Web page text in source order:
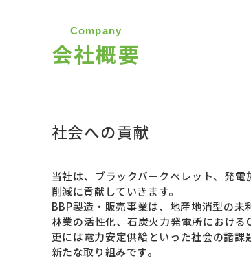
Company
会社概要
社会への貢献
当社は、ブラックバークペレット、発電
削減に貢献していきます。
BBP製造・販売事業は、地産地消型の未
林業の活性化、石炭火力発電所における
更には電力安定供給といった社会の諸課
新たな取り組みです。